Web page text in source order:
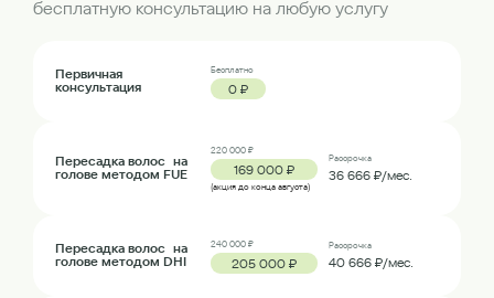
бесплатную консультацию на любую услугу
Первичная
консультация
Бесплатно
0 ₽
Пересадка волос на
голове методом FUE
220 000 ₽
169 000 ₽
(акция до конца августа)
Рассрочка
36 666 ₽/мес.
Пересадка волос на
голове методом DHI
240 000 ₽
205 000 ₽
Рассрочка
40 666 ₽/мес.